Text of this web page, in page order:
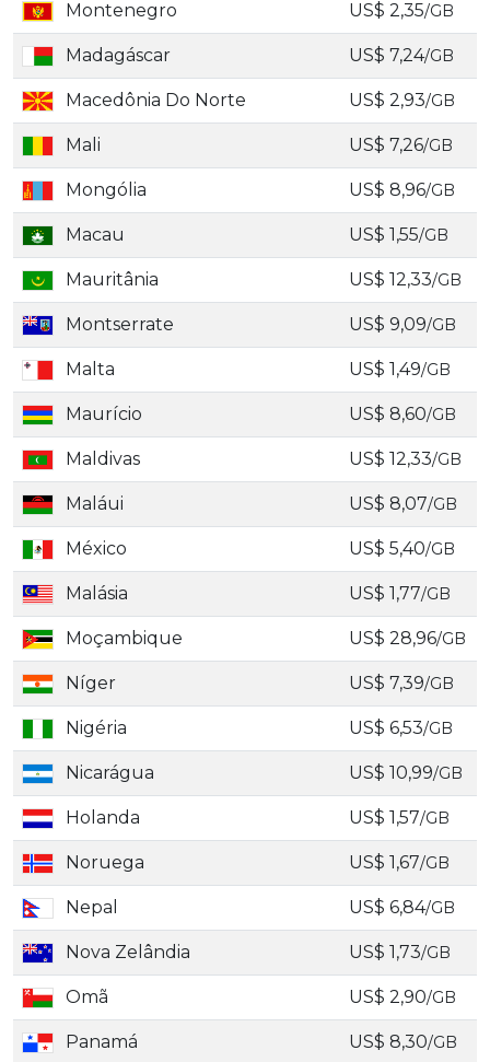
Montenegro US$ 2,35/GB
Madagáscar US$ 7,24/GB
Macedônia Do Norte US$ 2,93/GB
Mali US$ 7,26/GB
Mongólia US$ 8,96/GB
Macau US$ 1,55/GB
Mauritânia US$ 12,33/GB
Montserrate US$ 9,09/GB
Malta US$ 1,49/GB
Maurício US$ 8,60/GB
Maldivas US$ 12,33/GB
Maláui US$ 8,07/GB
México US$ 5,40/GB
Malásia US$ 1,77/GB
Moçambique US$ 28,96/GB
Níger US$ 7,39/GB
Nigéria US$ 6,53/GB
Nicarágua US$ 10,99/GB
Holanda US$ 1,57/GB
Noruega US$ 1,67/GB
Nepal US$ 6,84/GB
Nova Zelândia US$ 1,73/GB
Omã US$ 2,90/GB
Panamá US$ 8,30/GB